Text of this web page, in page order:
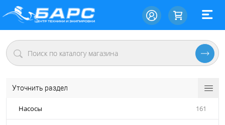
Уточнить раздел
Насосы 161